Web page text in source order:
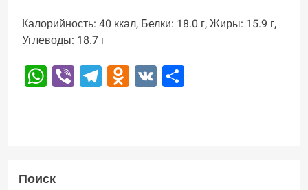
Калорийность: 40 ккал, Белки: 18.0 г, Жиры: 15.9 г,
Углеводы: 18.7 г
WhatsApp
ViberTelegram
Odnoklassniki
VK
Поиск